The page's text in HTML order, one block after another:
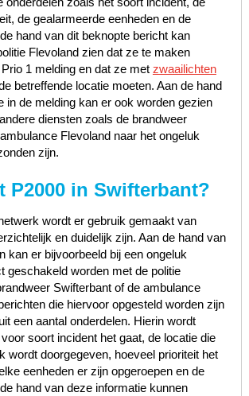
de gealarmeerde eenheden en de
hand van dit beknopte bericht kan
Flevoland zien dat ze te maken
1 melding en dat ze met zwaailichten
betreffende locatie moeten. Aan de hand
in de melding kan er ook worden gezien
diensten zoals de brandweer
Flevoland naar het ongeluk
zijn.
P2000 in Swifterbant?
wordt er gebruik gemaakt van
en duidelijk zijn. Aan de hand van
kan er bijvoorbeeld bij een ongeluk
geschakeld worden met de politie
Swifterbant of de ambulance
die hiervoor opgesteld worden zijn
een aantal onderdelen. Hierin wordt
soort incident het gaat, de locatie die
wordt doorgegeven, hoeveel prioriteit het
eenheden er zijn opgeroepen en de
hand van deze informatie kunnen